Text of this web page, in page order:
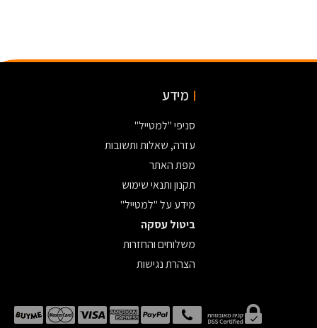
מידע
סניפי "למטייל"
עזרה, שאלות ותשובות
מפת האתר
תקנון ותנאי שימוש
מידע על "למטייל"
ביטול עסקה
משלוחים והחזרות
הצהרת נגישות